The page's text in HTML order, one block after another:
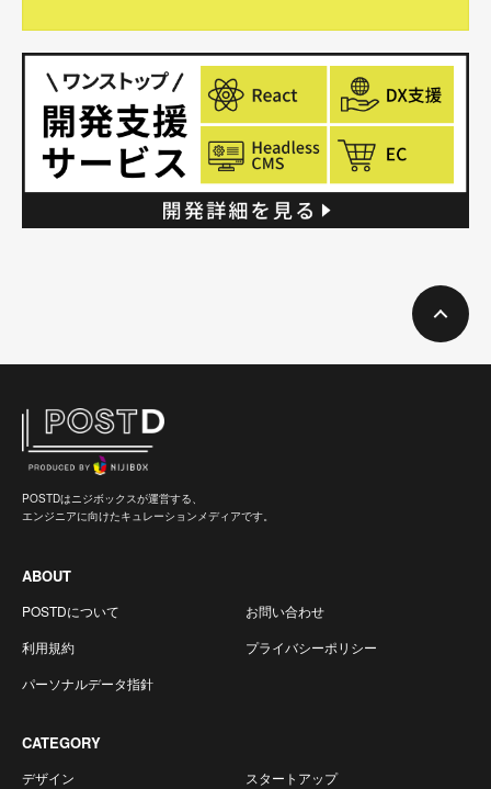
POSTDはニジボックスが運営する、
エンジニアに向けたキュレーションメディアです。
ABOUT
POSTDについて
お問い合わせ
利用規約
プライバシーポリシー
パーソナルデータ指針
CATEGORY
デザイン
スタートアップ